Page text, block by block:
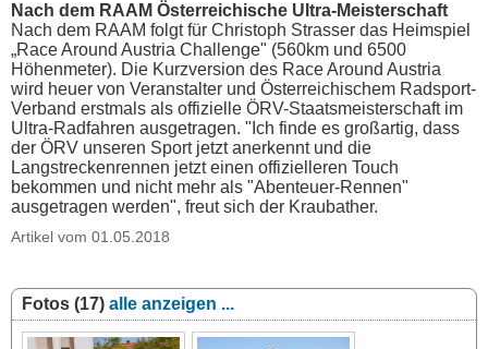
Nach dem RAAM Österreichische Ultra-Meisterschaft
Nach dem RAAM folgt für Christoph Strasser das Heimspiel
„Race Around Austria Challenge" (560km und 6500
Höhenmeter). Die Kurzversion des Race Around Austria
wird heuer von Veranstalter und Österreichischem Radsport-
Verband erstmals als offizielle ÖRV-Staatsmeisterschaft im
Ultra-Radfahren ausgetragen. "Ich finde es großartig, dass
der ÖRV unseren Sport jetzt anerkennt und die
Langstreckenrennen jetzt einen offizielleren Touch
bekommen und nicht mehr als "Abenteuer-Rennen"
ausgetragen werden", freut sich der Kraubather.
Artikel vom 01.05.2018
Fotos (17) alle anzeigen ...